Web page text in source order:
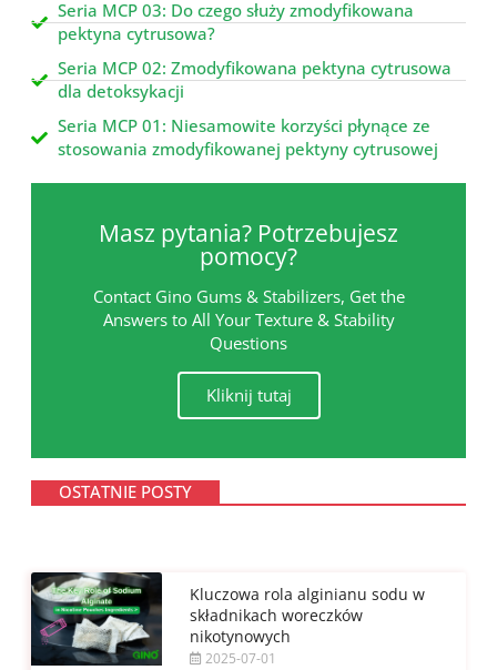
Seria MCP 03: Do czego służy zmodyfikowana
pektyna cytrusowa?
Seria MCP 02: Zmodyfikowana pektyna cytrusowa
dla detoksykacji
Seria MCP 01: Niesamowite korzyści płynące ze
stosowania zmodyfikowanej pektyny cytrusowej
Masz pytania? Potrzebujesz
pomocy?
Contact Gino Gums & Stabilizers, Get the
Answers to All Your Texture & Stability
Questions
Kliknij tutaj
OSTATNIE POSTY
Kluczowa rola alginianu sodu w
składnikach woreczków
nikotynowych
2025-07-01